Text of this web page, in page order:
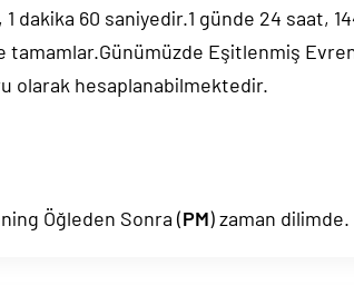
dakika 60 saniyedir.1 günde 24 saat,
Eşitlenmiş Evren
olarak hesaplanabilmektedir.
Öğleden Sonra (PM) zaman dilimde.